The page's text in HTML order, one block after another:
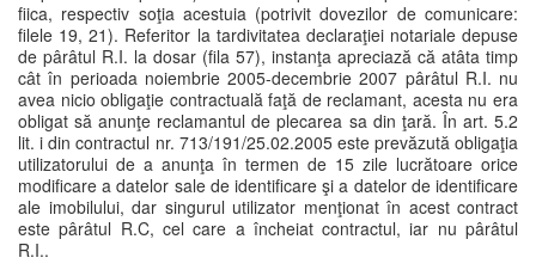
fiica, respectiv soţia acestuia (potrivit dovezilor de comunicare:
filele 19, 21). Referitor la tardivitatea declaraţiei notariale depuse
de pârâtul R.I. la dosar (fila 57), instanţa apreciază că atâta timp
cât în perioada noiembrie 2005-decembrie 2007 pârâtul R.I. nu
avea nicio obligaţie contractuală faţă de reclamant, acesta nu era
obligat să anunţe reclamantul de plecarea sa din ţară. În art. 5.2
lit. i din contractul nr. 713/191/25.02.2005 este prevăzută obligaţia
utilizatorului de a anunţa în termen de 15 zile lucrătoare orice
modificare a datelor sale de identificare şi a datelor de identificare
ale imobilului, dar singurul utilizator menţionat în acest contract
este pârâtul R.C, cel care a încheiat contractul, iar nu pârâtul
R.I..